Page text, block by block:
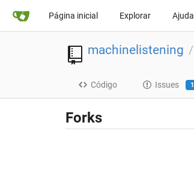
Página inicial Explorar Ajuda
machinelistening /
Código Issues 1
Forks